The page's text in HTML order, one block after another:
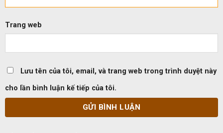
Trang web
Lưu tên của tôi, email, và trang web trong trình duyệt này
cho lần bình luận kế tiếp của tôi.